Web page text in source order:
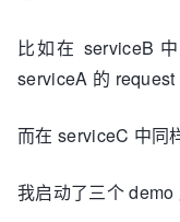
比如在 serviceB
serviceA 的 request
而在 serviceC 中同
我启动了三个